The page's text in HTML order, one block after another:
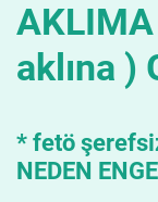
aklına )
* fetö
NEDEN